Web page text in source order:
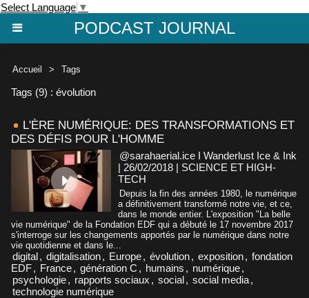
Select Language ▼
PODCAST JOURNAL
Accueil > Tags
Tags (9) : évolution
L'ÈRE NUMÉRIQUE: DES TRANSFORMATIONS ET
DES DÉFIS POUR L'HOMME
@sarahaerial.ice I Wanderlust Ice & Ink
| 26/02/2018 | SCIENCE ET HIGH-
TECH
Depuis la fin des années 1980, le numérique
a définitivement transformé notre vie, et ce,
dans le monde entier. L'exposition "La belle
vie numérique" de la Fondation EDF qui a débuté le 17 novembre 2017
s'interroge sur les changements apportés par le numérique dans notre
vie quotidienne et dans le...
digital, digitalisation, Europe, évolution, exposition, fondation
EDF, France, génération C , humains , numérique,
psychologie, rapports sociaux , social, social media,
technologie numérique